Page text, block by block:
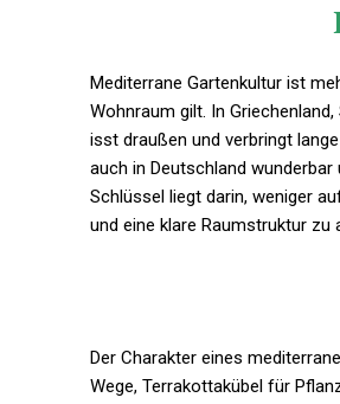
Mediterrane Gartenkultur ist
Wohnraum gilt. In
isst draußen und verbringt
auch in Deutschland
Schlüssel liegt darin, weniger
und eine klare Raumstruktur zu
Der Charakter eines
Wege, Terrakottakübel für